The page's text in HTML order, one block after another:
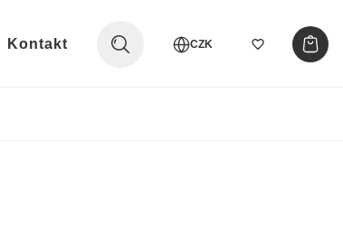
Kontakt CZK